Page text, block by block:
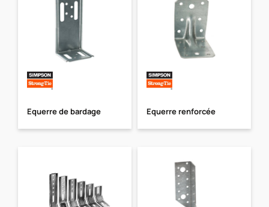
Equerre de bardage Equerre renforcée